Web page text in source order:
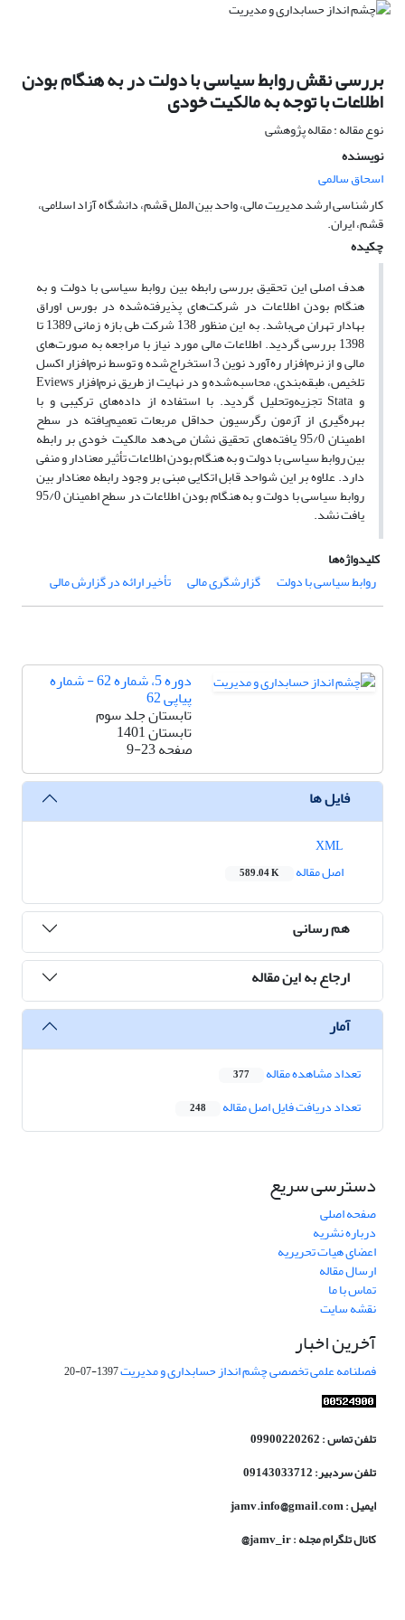
بررسی نقش روابط سیاسی با دولت در به هنگام بودن
اطلاعات با توجه به مالکیت خودی
نوع مقاله : مقاله پژوهشی
نویسنده
اسحاق سالمی
کارشناسی ارشد مدیریت مالی، واحد بین الملل قشم، دانشگاه آزاد اسلامی،
قشم، ایران.
چکیده
هدف اصلی این تحقیق بررسی رابطه بین روابط سیاسی با دولت و به
هنگام بودن اطلاعات در شرکت‌های پذیرفته‌شده در بورس اوراق
بهادار تهران می‌باشد. به این منظور 138 شرکت طی بازه زمانی 1389 تا
1398 بررسی گردید. اطلاعات مالی مورد نیاز با مراجعه به صورت‌های
مالی و از نرم‌افزار ره‌آورد نوین 3 استخراج‌شده و توسط نرم‌افزار اکسل
تلخیص، طبقه‌بندی، محاسبه‌شده و در نهایت از طریق نرم‌افزار Eviews
و Stata تجزیه‌وتحلیل گردید. با استفاده از داده‌های ترکیبی و با
بهره‌گیری از آزمون رگرسیون حداقل مربعات تعمیم‌یافته در سطح
اطمینان 95/0 یافته‌های تحقیق نشان می‌دهد مالکیت خودی بر رابطه
بین روابط سیاسی با دولت و به هنگام بودن اطلاعات تأثیر معنادار و منفی
دارد. علاوه بر این شواحد قابل اتکایی مبنی بر وجود رابطه معنادار بین
روابط سیاسی با دولت و به هنگام بودن اطلاعات در سطح اطمینان 95/0
یافت نشد.
کلیدواژه‌ها
روابط سیاسی با دولت
گزارشگری مالی تأخیر ارائه در گزارش مالی
دوره 5، شماره 62 - شماره
پیاپی 62
تابستان جلد سوم
تابستان 1401
صفحه9-23
فایل ها
اصل مقاله
589.04 K
هم رسانی
ارجاع به این مقاله
آمار
تعداد مشاهده مقاله 377
تعداد دریافت فایل اصل مقاله 248
دسترسی سریع
صفحه اصلی
درباره نشریه
اعضای هیات تحریریه
ارسال مقاله
تماس با ما
نقشه سایت
آخرین اخبار
فصلنامه علمی تخصصی چشم انداز حسابداری و مدیریت1397-07-20
تلفن تماس : 09900220262
تلفن سردبیر: 09143033712
ایمیل : jamv.info@gmail.com
کانال تلگرام مجله : jamv_ir@